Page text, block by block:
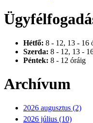
Hétfő: 8 - 12, 13 - 16
Szerda: 8 - 12, 13 -
Péntek: 8 - 12 óráig
Archívum
2026 augusztus (2)
2026 július (10)